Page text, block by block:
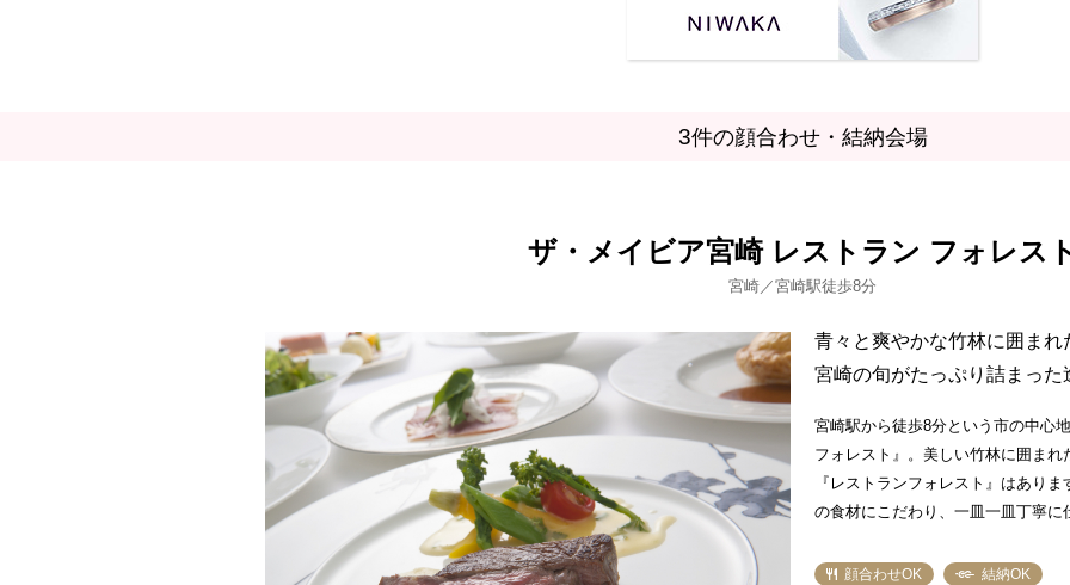
3件の顔合わせ・結納会場
ザ・メイビア宮崎 レストラン フォレス
宮崎／宮崎駅徒歩8分
顔合わせOK 結納OK
青々と爽やかな竹林に囲まれ
宮崎の旬がたっぷり詰まった
宮崎駅から徒歩8分という市の中心
フォレスト』。美しい竹林に囲まれ
『レストランフォレスト』はあり
の食材にこだわり、一皿一皿丁寧
コース』は、顔合わせ・結納にぴっ